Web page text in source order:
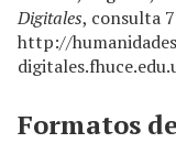
Digitales, consulta
http://
Formatos